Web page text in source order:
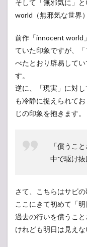
そして「無邪気に」
world（無邪気な世界
前作「innocent world
ていた印象ですが、
べたとおり辟易して
す。
逆に、「現実」に対
も冷静に捉えられて
じの印象を抱きます。
「償うこ
中で駆け
さて、こちらはサビの
ここにきて初めて「
過去の行いを償うこ
けれども明日は見えな